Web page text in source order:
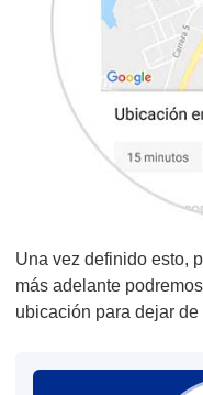
Una vez definido esto,
más adelante
ubicación para dejar